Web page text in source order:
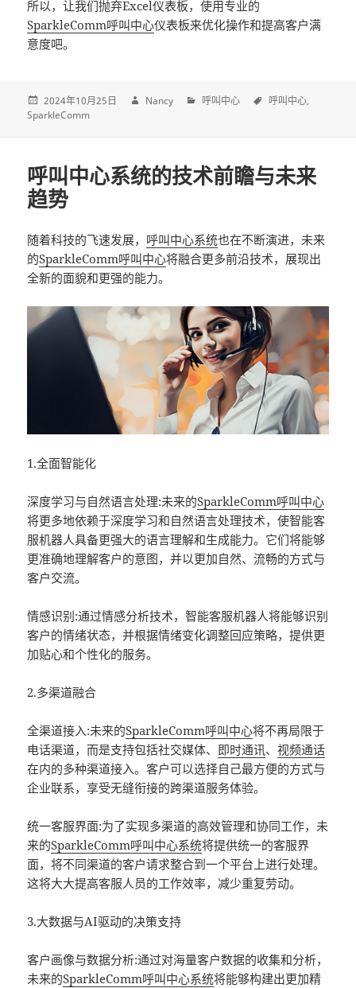
所以，让我们抛弃Excel仪表板，使用专业的
SparkleComm呼叫中心仪表板来优化操作和提高客户满
意度吧。
2024年10月25日 Nancy 呼叫中心
呼叫中心
SparkleComm
呼叫中心系统的技术前瞻与未来
趋势
随着科技的飞速发展， 呼叫中心系统也在不断演进，未来
的SparkleComm呼叫中心将融合更多前沿技术，展现出
全新的面貌和更强的能力。
1.全面智能化
深度学习与自然语言处理:未来的SparkleComm呼叫中心
将更多地依赖于深度学习和自然语言处理技术，使智能客
服机器人具备更强大的语言理解和生成能力。它们将能够
更准确地理解客户的意图，并以更加自然、流畅的方式与
客户交流。
情感识别:通过情感分析技术，智能客服机器人将能够识别
客户的情绪状态，并根据情绪变化调整回应策略，提供更
加贴心和个性化的服务。
2.多渠道融合
全渠道接入:未来的SparkleComm呼叫中心将不再局限于
电话渠道，而是支持包括社交媒体、 即时通讯、视频通话
在内的多种渠道接入。客户可以选择自己最方便的方式与
企业联系，享受无缝衔接的跨渠道服务体验。
统一客服界面:为了实现多渠道的高效管理和协同工作，未
来的SparkleComm呼叫中心系统将提供统一的客服界
面，将不同渠道的客户请求整合到一个平台上进行处理。
这将大大提高客服人员的工作效率，减少重复劳动。
3.大数据与AI驱动的决策支持
客户画像与数据分析:通过对海量客户数据的收集和分析，
未来的SparkleComm呼叫中心系统将能够构建出更加精